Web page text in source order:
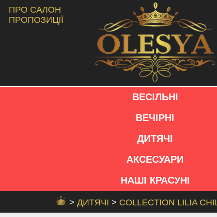
ПРО САЛОН
ПРОПОЗИЦІЇ
ВЕСІЛЬНІ
ВЕЧІРНІ
ДИТЯЧІ
АКСЕСУАРИ
НАШІ КРАСУНІ
> ДИТЯЧІ > COLLECTION LILIA